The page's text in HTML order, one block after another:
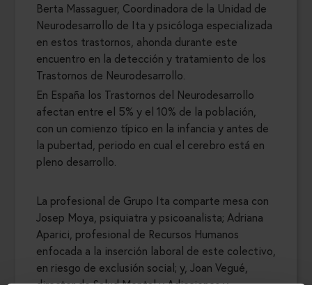
Berta Massaguer, Coordinadora de la Unidad de
Neurodesarrollo de Ita y psicóloga especializada
en estos trastornos, ahonda durante este
encuentro en la detección y tratamiento de los
Trastornos de Neurodesarrollo.
En España los Trastornos del Neurodesarrollo
afectan entre el 5% y el 10% de la población,
con un comienzo típico en la infancia y antes de
la pubertad, periodo en cual el cerebro está en
pleno desarrollo.
La profesional de Grupo Ita comparte mesa con
Josep Moya, psiquiatra y psicoanalista; Adriana
Aparici, profesional de Recursos Humanos
enfocada a la inserción laboral de este colectivo,
en riesgo de exclusión social; y, Joan Vegué,